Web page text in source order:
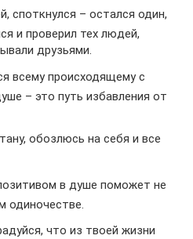
споткнулся – остался один,
и проверил тех людей,
друзьями.
всему происходящему с
– это путь избавления от
обозлюсь на себя и все
в душе поможет не
одиночестве.
что из твоей жизни